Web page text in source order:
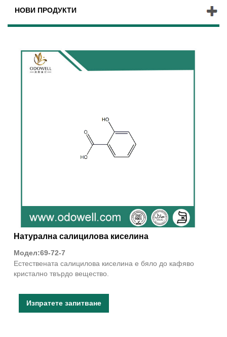
НОВИ ПРОДУКТИ
Натурална салицилова киселина
Модел:69-72-7
Естествената салицилова киселина е бяло до кафяво
кристално твърдо вещество.
Изпратете запитване